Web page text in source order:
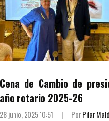
Cena de Cambio de
año rotario 2025-26
28 junio, 2025 10:51 | PorPilar